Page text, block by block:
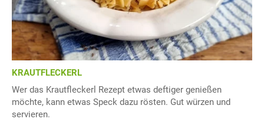
KRAUTFLECKERL
Wer das Krautfleckerl Rezept etwas deftiger genießen
möchte, kann etwas Speck dazu rösten. Gut würzen und
servieren.